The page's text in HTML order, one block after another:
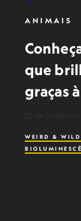
ANIMAIS
que
graças
WEIRD & WILD